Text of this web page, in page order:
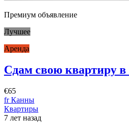
Премиум объявление
Лучшее
Аренда
Сдам свою квартиру
€65
fr Канны
Квартиры
7 лет назад